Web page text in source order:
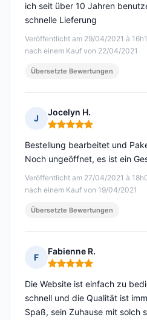
Veröffentlicht am 29/04/2021 à
nach einem Kauf von 22/04/2021
ich seit über 10 Jahren
schnelle Lieferung
Übersetzte Bewertungen
J
Jocelyn H.
Hinweis: 5 von 5
Veröffentlicht am 27/04/2021 à
nach einem Kauf von 19/04/2021
Bestellung bearbeitet und
Noch ungeöffnet, es ist ein
Übersetzte Bewertungen
F
Fabienne R.
Hinweis: 5 von 5
Die Website ist einfach zu
schnell und die Qualität ist
Spaß, sein Zuhause mit solch